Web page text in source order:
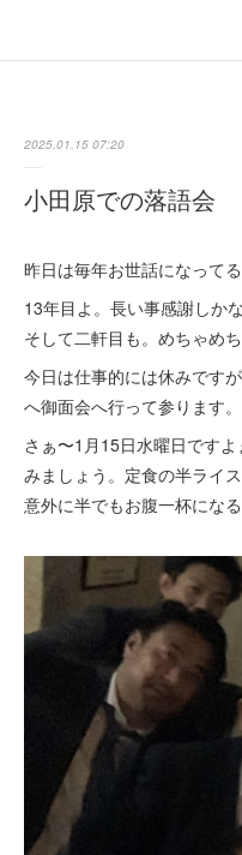
2025.01.15 07:20
小田原での落語会
昨日は毎年お世話になって
13年目よ。長い事感謝しか
そして二軒目も。めちゃめ
今日は仕事的には休みです
へ御面会へ行って参ります
さぁ〜1月15日水曜日です
みましょう。定食の半ライ
意外に半でもお腹一杯にな